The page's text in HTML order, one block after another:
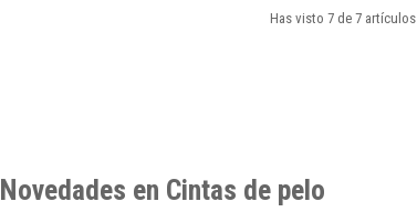
Has visto 7 de 7 artículos
Novedades en Cintas de pelo